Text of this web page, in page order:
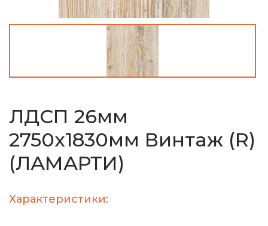
ЛДСП 26мм
2750х1830мм Винтаж (R)
(ЛАМАРТИ)
Характеристики: